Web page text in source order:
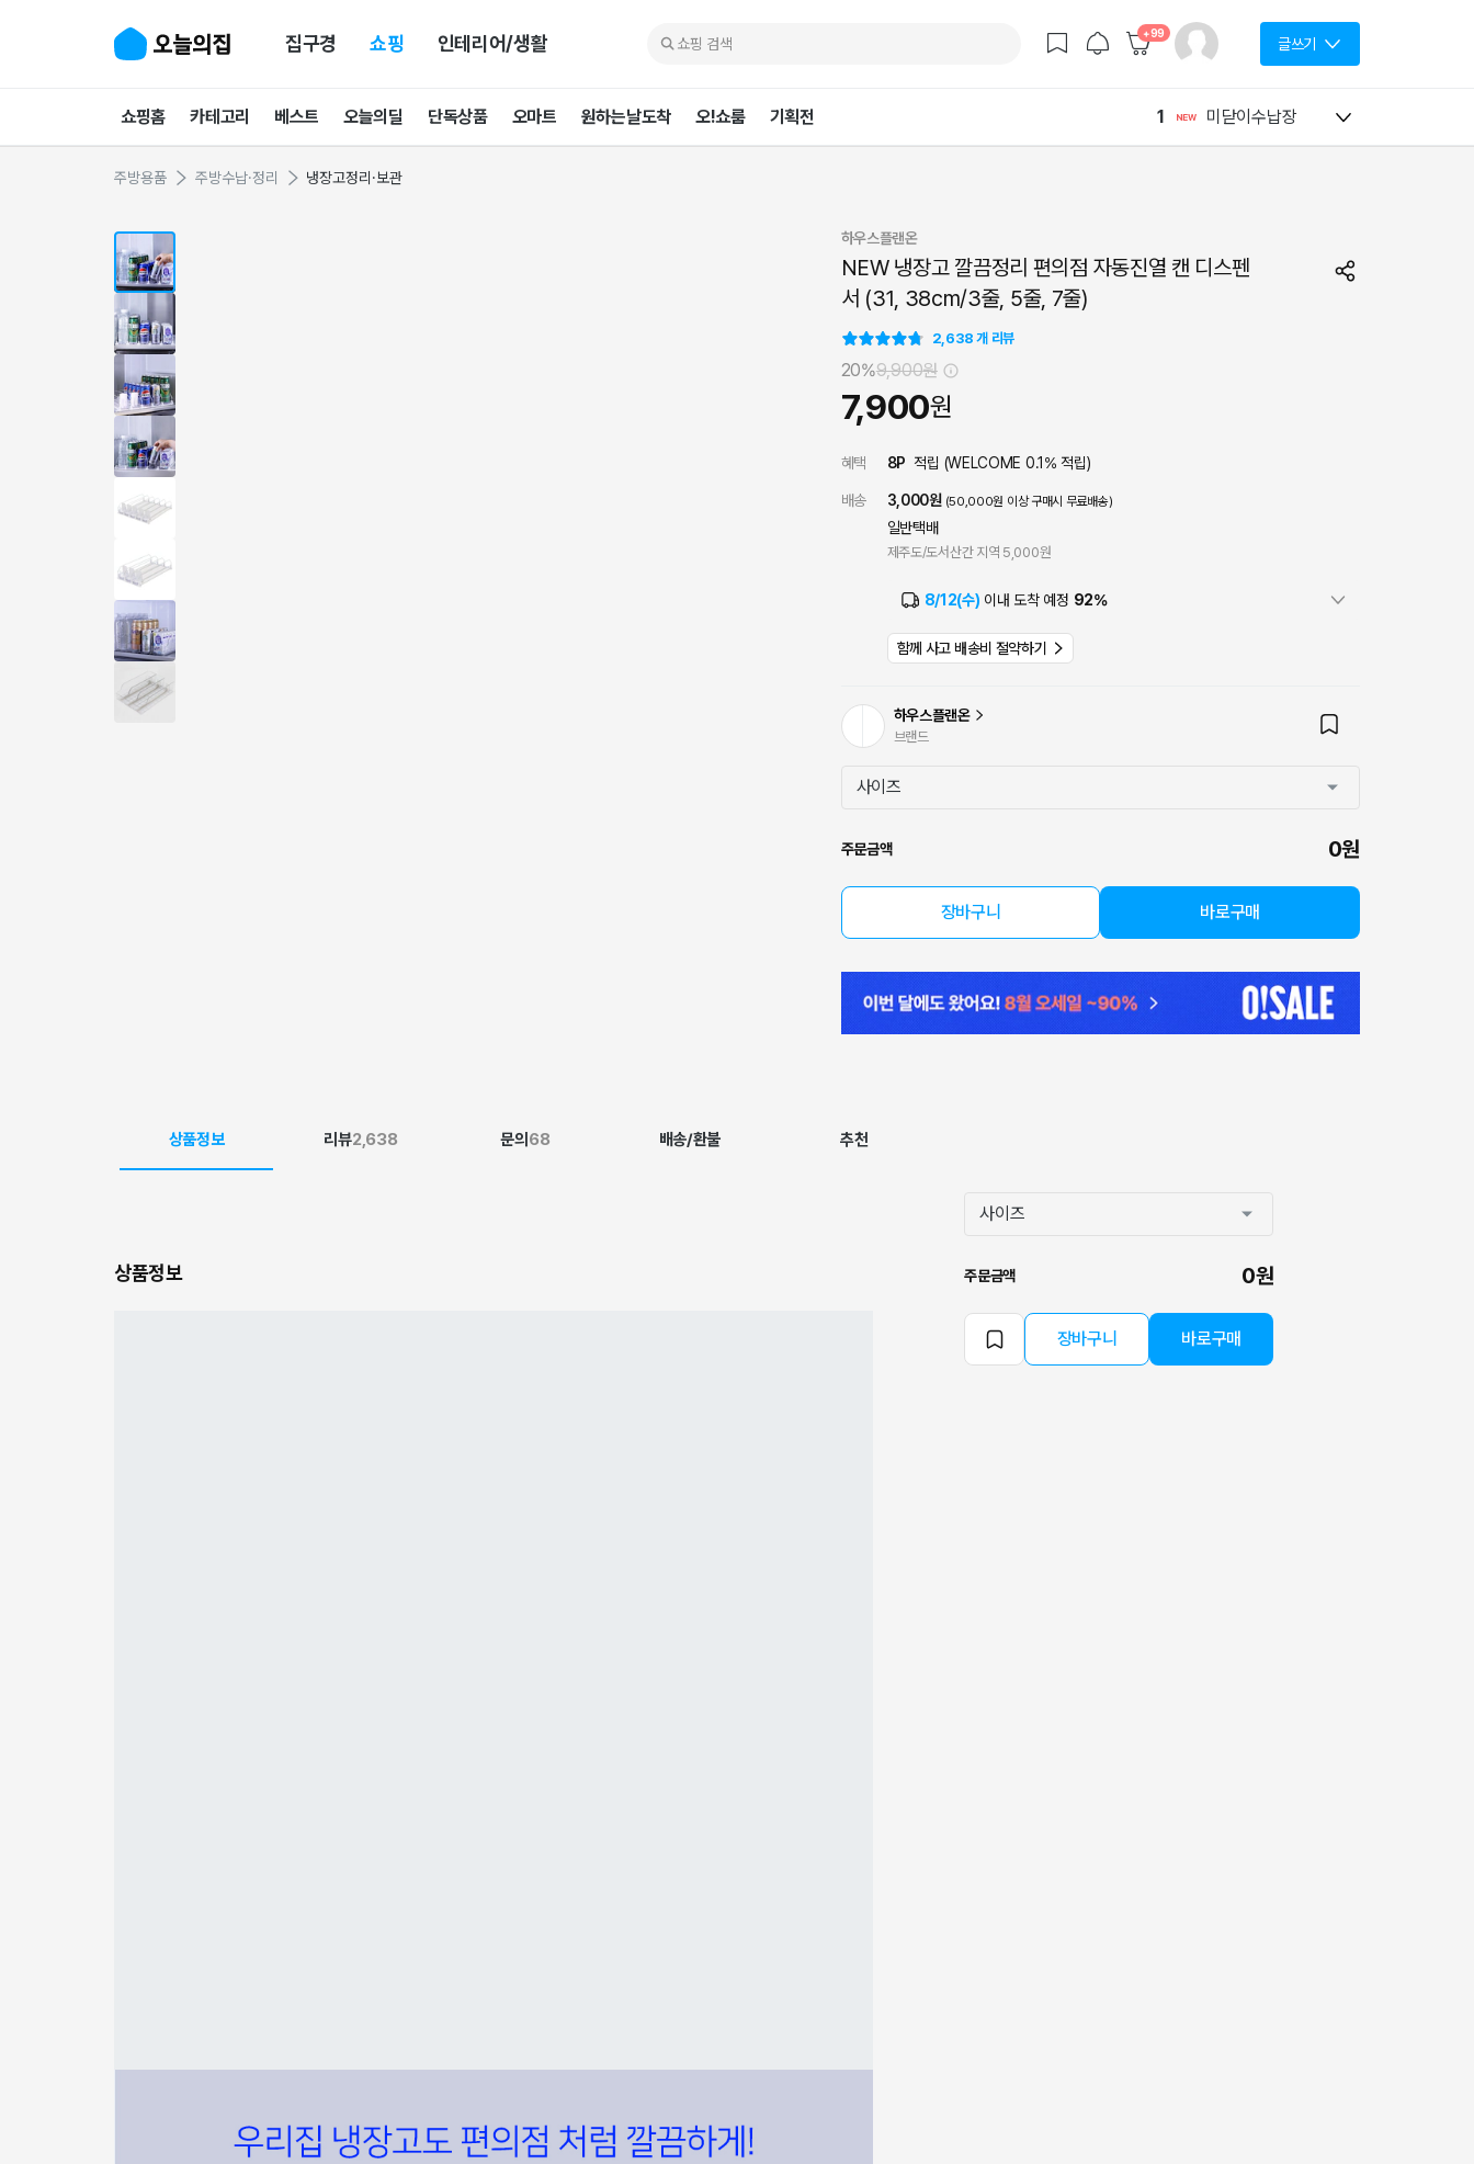
집구경 쇼핑 인테리어/생활 +99
글쓰기
쇼핑홈 카테고리 베스트 오늘의딜 단독상품 오마트 원하는날도착 오!쇼룸 기획전 1 미닫이수납장
주방용품 주방수납·정리 냉장고정리·보관
하우스플랜온
NEW 냉장고 깔끔정리 편의점 자동진열 캔 디스펜
서 (31, 38cm/3줄, 5줄, 7줄)
2,638 개 리뷰
20%9,900원
7,900원
혜택 8P 적립 (WELCOME 0.1% 적립)
배송 3,000원 (50,000원 이상 구매시 무료배송)
일반택배
제주도/도서산간 지역 5,000원
8/12(수) 이내 도착 예정 92%
함께 사고 배송비 절약하기
하우스플랜온
브랜드
주문금액 0원
장바구니 바로구매
상품정보 리뷰2,638 문의 68 배송/환불 추천
상품정보 주문금액 0원
장바구니 바로구매